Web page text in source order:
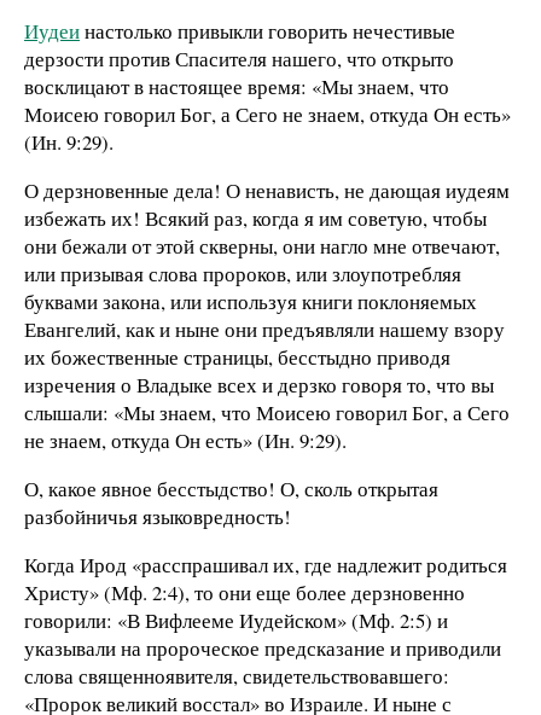
Иудеинастолько привыкли говорить нечестивые
дерзости против Спасителя нашего, что открыто
восклицают в настоящее время: «Мы знаем, что
Моисею говорил Бог, а Сего не знаем, откуда Он есть»
(Ин. 9:29).
О дерзновенные дела! О ненависть, не дающая иудеям
избежать их! Всякий раз, когда я им советую, чтобы
они бежали от этой скверны, они нагло мне отвечают,
или призывая слова пророков, или злоупотребляя
буквами закона, или используя книги поклоняемых
Евангелий, как и ныне они предъявляли нашему взору
их божественные страницы, бесстыдно приводя
изречения о Владыке всех и дерзко говоря то, что вы
слышали: «Мы знаем, что Моисею говорил Бог, а Сего
не знаем, откуда Он есть» (Ин. 9:29).
О, какое явное бесстыдство! О, сколь открытая
разбойничья языковредность!
Когда Ирод «расспрашивал их, где надлежит родиться
Христу» (Мф. 2:4), то они еще более дерзновенно
говорили: «В Вифлееме Иудейском» (Мф. 2:5) и
указывали на пророческое предсказание и приводили
слова священноявителя, свидетельствовавшего:
«Пророк великий восстал» во Израиле. И ныне с